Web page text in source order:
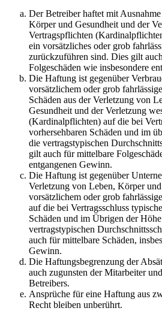
Der Betreiber haftet mit
Körper und Gesundheit und der
Vertragspflichten
ein vorsätzliches oder grob
zurückzuführen sind. Dies gilt
Folgeschäden wie insbesondere
Die Haftung ist gegenüber
vorsätzlichem oder grob
Schäden aus der Verletzung von
Gesundheit und der Verletzung
(Kardinalpflichten) auf die bei
vorhersehbaren Schäden und im
die vertragstypischen
gilt auch für mittelbare
entgangenen Gewinn.
Die Haftung ist gegenüber
Verletzung von Leben, Körper
vorsätzlichem oder grob
auf die bei Vertragsschluss
Schäden und im Übrigen der
vertragstypischen
auch für mittelbare Schäden,
Gewinn.
Die Haftungsbegrenzung der
auch zugunsten der Mitarbeiter
Betreibers.
Ansprüche für eine Haftung aus
Recht bleiben unberührt.